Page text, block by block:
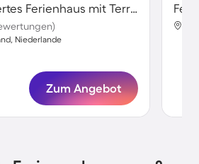
Familienorientiertes Ferienhaus mit Terrasse und Garten
Niederlande
Zum Angebot